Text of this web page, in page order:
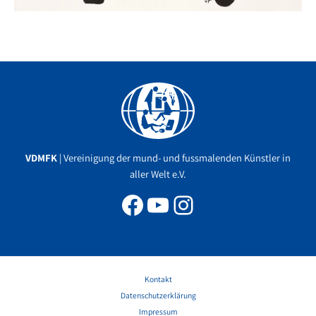
VDMFK | Vereinigung der mund- und fussmalenden Künstler in
aller Welt e.V.
Facebook
YouTube
Instagram
Kontakt
Datenschutzerklärung
Impressum